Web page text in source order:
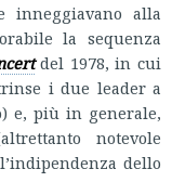
inneggiavano alla
la sequenza
del 1978, in cui
i due leader a
e, più in generale,
notevole
dello